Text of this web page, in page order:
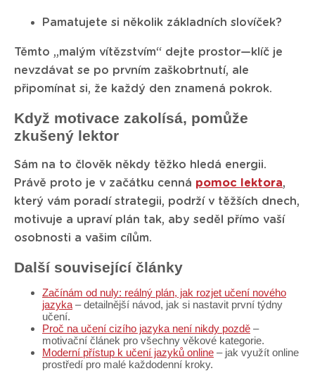
Pamatujete si několik základních slovíček?
Těmto „malým vítězstvím“ dejte prostor—klíč je
nevzdávat se po prvním zaškobrtnutí, ale
připomínat si, že každý den znamená pokrok.
Když motivace zakolísá, pomůže
zkušený lektor
Sám na to člověk někdy těžko hledá energii.
Právě proto je v začátku cenná pomoc lektora,
který vám poradí strategii, podrží v těžších dnech,
motivuje a upraví plán tak, aby seděl přímo vaší
osobnosti a vašim cílům.
Další související články
Začínám od nuly: reálný plán, jak rozjet učení nového
jazyka – detailnější návod, jak si nastavit první týdny
učení.
Proč na učení cizího jazyka není nikdy pozdě –
motivační článek pro všechny věkové kategorie.
Moderní přístup k učení jazyků online – jak využít online
prostředí pro malé každodenní kroky.